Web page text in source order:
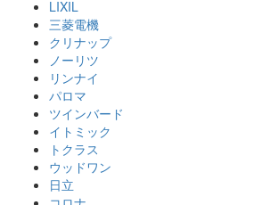
LIXIL
三菱電機
クリナップ
ノーリツ
リンナイ
パロマ
ツインバード
イトミック
トクラス
ウッドワン
日立